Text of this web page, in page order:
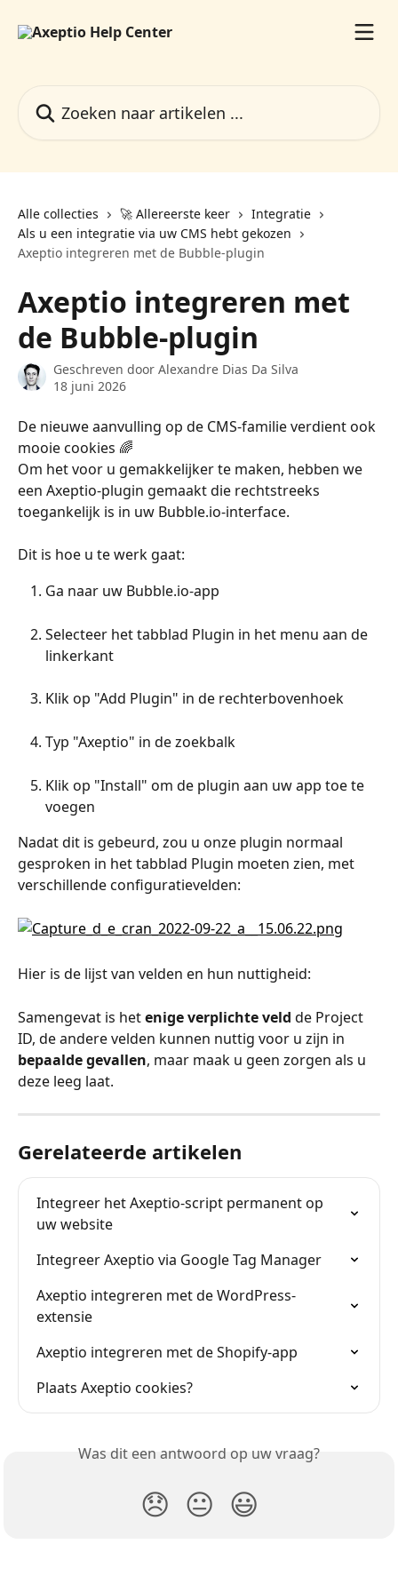
Alle collecties 🚀 Allereerste keer
Integratie
Als u een integratie via uw CMS hebt gekozen
Axeptio integreren met de Bubble-plugin
Axeptio integreren met
de Bubble-plugin
Geschreven door Alexandre Dias Da Silva
18 juni 2026
De nieuwe aanvulling op de CMS-familie verdient ook
mooie cookies 🌈
Om het voor u gemakkelijker te maken, hebben we
een Axeptio-plugin gemaakt die rechtstreeks
toegankelijk is in uw Bubble.io-interface.
Dit is hoe u te werk gaat:
Ga naar uw Bubble.io-app
Selecteer het tabblad Plugin in het menu aan de
linkerkant
Klik op "Add Plugin" in de rechterbovenhoek
Typ "Axeptio" in de zoekbalk
Klik op "Install" om de plugin aan uw app toe te
voegen
Nadat dit is gebeurd, zou u onze plugin normaal
gesproken in het tabblad Plugin moeten zien, met
verschillende configuratievelden:
Hier is de lijst van velden en hun nuttigheid:
Samengevat is het enige verplichte veld de Project
ID, de andere velden kunnen nuttig voor u zijn in
bepaalde gevallen, maar maak u geen zorgen als u
deze leeg laat.
Gerelateerde artikelen
Integreer het Axeptio-script permanent op
uw website
Integreer Axeptio via Google Tag Manager
Axeptio integreren met de WordPress-
extensie
Axeptio integreren met de Shopify-app
Plaats Axeptio cookies?
Was dit een antwoord op uw vraag?
😞 😐 😃